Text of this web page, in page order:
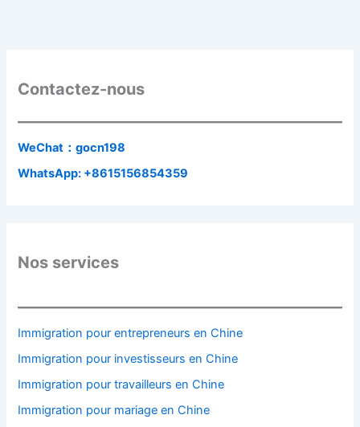
Contactez-nous
WeChat：gocn198
WhatsApp: +8615156854359
Nos services
Immigration pour entrepreneurs en Chine
Immigration pour investisseurs en Chine
Immigration pour travailleurs en Chine
Immigration pour mariage en Chine